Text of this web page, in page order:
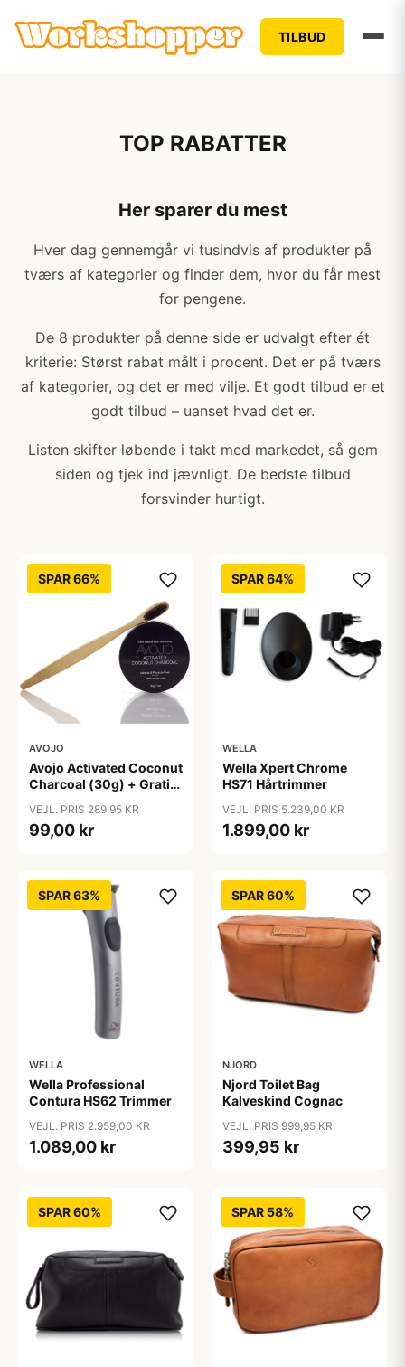
TILBUD
TOP RABATTER
Her sparer du mest
Hver dag gennemgår vi tusindvis af produkter på
tværs af kategorier og finder dem, hvor du får mest
for pengene.
De 8 produkter på denne side er udvalgt efter ét
kriterie: Størst rabat målt i procent. Det er på tværs
af kategorier, og det er med vilje. Et godt tilbud er et
godt tilbud – uanset hvad det er.
Listen skifter løbende i takt med markedet, så gem
siden og tjek ind jævnligt. De bedste tilbud
forsvinder hurtigt.
SPAR 66%
AVOJO
Avojo Activated Coconut
Charcoal (30g) + Gratis
VEJL. PRIS 289,95 KR
99,00 kr
SPAR 64%
WELLA
Wella Xpert Chrome
HS71 Hårtrimmer
VEJL. PRIS 5.239,00 KR
1.899,00 kr
SPAR 63%
WELLA
Wella Professional
Contura HS62 Trimmer
VEJL. PRIS 2.959,00 KR
1.089,00 kr
SPAR 60%
NJORD
Njord Toilet Bag
Kalveskind Cognac
VEJL. PRIS 999,95 KR
399,95 kr
SPAR 60% SPAR 58%